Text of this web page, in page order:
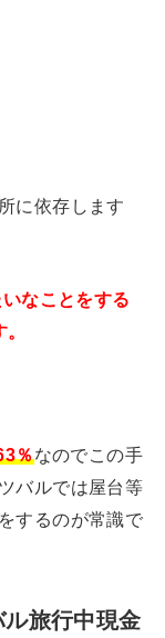
に依存します
なことをする
％ なのでこの手
バルでは屋台等
するのが常識で
旅行中現金